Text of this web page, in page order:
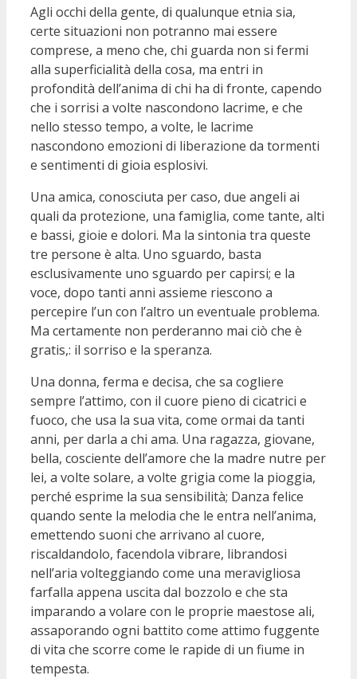
Agli occhi della gente, di qualunque etnia sia,
certe situazioni non potranno mai essere
comprese, a meno che, chi guarda non si fermi
alla superficialità della cosa, ma entri in
profondità dell’anima di chi ha di fronte, capendo
che i sorrisi a volte nascondono lacrime, e che
nello stesso tempo, a volte, le lacrime
nascondono emozioni di liberazione da tormenti
e sentimenti di gioia esplosivi.
Una amica, conosciuta per caso, due angeli ai
quali da protezione, una famiglia, come tante, alti
e bassi, gioie e dolori. Ma la sintonia tra queste
tre persone è alta. Uno sguardo, basta
esclusivamente uno sguardo per capirsi; e la
voce, dopo tanti anni assieme riescono a
percepire l’un con l’altro un eventuale problema.
Ma certamente non perderanno mai ciò che è
gratis,: il sorriso e la speranza.
Una donna, ferma e decisa, che sa cogliere
sempre l’attimo, con il cuore pieno di cicatrici e
fuoco, che usa la sua vita, come ormai da tanti
anni, per darla a chi ama. Una ragazza, giovane,
bella, cosciente dell’amore che la madre nutre per
lei, a volte solare, a volte grigia come la pioggia,
perché esprime la sua sensibilità; Danza felice
quando sente la melodia che le entra nell’anima,
emettendo suoni che arrivano al cuore,
riscaldandolo, facendola vibrare, librandosi
nell’aria volteggiando come una meravigliosa
farfalla appena uscita dal bozzolo e che sta
imparando a volare con le proprie maestose ali,
assaporando ogni battito come attimo fuggente
di vita che scorre come le rapide di un fiume in
tempesta.